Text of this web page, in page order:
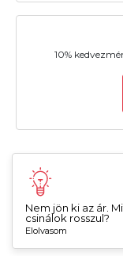
10%
Nem jön ki az ár.
csinálok rosszul?
Elolvasom